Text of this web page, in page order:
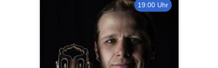
19:00 Uhr